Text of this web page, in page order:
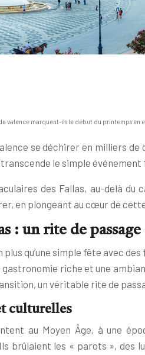
valence marquent-ils le début du printemps en
se déchirer en milliers
le simple
des Fallas, au-delà
en plongeant au cœur de
: un rite de
plus qu’une simple fête avec
riche et une
un véritable rite de
culturelles
au Moyen Âge, à une
brûlaient les « parots », des